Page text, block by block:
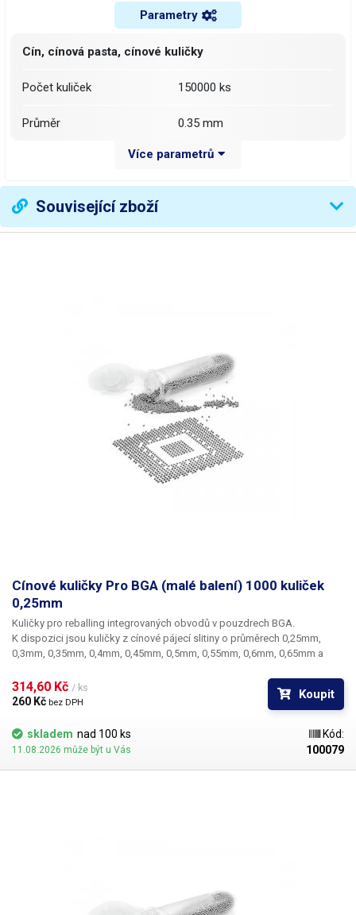
Parametry
Cín, cínová pasta, cínové kuličky
Počet kuliček 150000 ks
Průměr 0.35 mm
Sn96,5% Ag3% Cu0,5%
Více parametrů
Související zboží
Cínové kuličky Pro BGA (malé balení) 1000 kuliček
0,25mm
Kuličky pro reballing integrovaných obvodů v pouzdrech BGA.
K dispozici jsou kuličky z cínové pájecí slitiny o průměrech 0,25mm,
0,3mm, 0,35mm, 0,4mm, 0,45mm, 0,5mm, 0,55mm, 0,6mm, 0,65mm a
BGA mřížky pro překuličkování. Ampule obsahuje vždy 1000 kusů
kuliček o daném průměru.
314,60 Kč / ks
260 Kč bez DPH
Koupit
skladem nad 100 ks
11.08.2026 může být u Vás
Kód:
100079